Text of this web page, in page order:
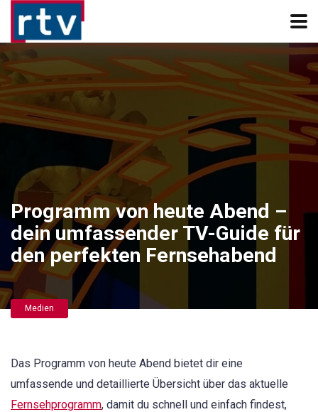
Programm von heute Abend –
dein umfassender TV-Guide für
den perfekten Fernsehabend
Medien
Das Programm von heute Abend bietet dir eine
umfassende und detaillierte Übersicht über das aktuelle
Fernsehprogramm, damit du schnell und einfach findest,